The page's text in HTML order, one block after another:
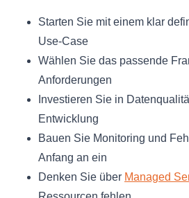
Starten Sie mit einem klar
Use-Case
Wählen Sie das passende
Anforderungen
Investieren Sie in
Entwicklung
Bauen Sie Monitoring und
Anfang an ein
Denken Sie über Managed